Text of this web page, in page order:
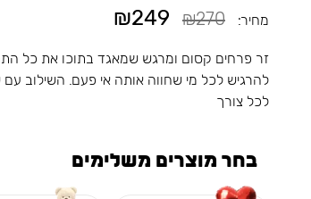
מחיר: ₪270
₪249
זר פרחים קסום ומרגש שמאגד בתוכו את כל
להרגיש לכל מי שחווה אותה אי פעם. השילוב
לכל צורך
בחר מוצרים משלימים